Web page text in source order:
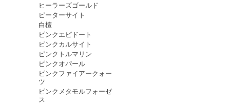
ヒーラーズゴールド
ピーターサイト
白檀
ピンクエピドート
ピンクカルサイト
ピンクトルマリン
ピンクオパール
ピンクファイアークォー
ツ
ピンクメタモルフォーゼ
ス